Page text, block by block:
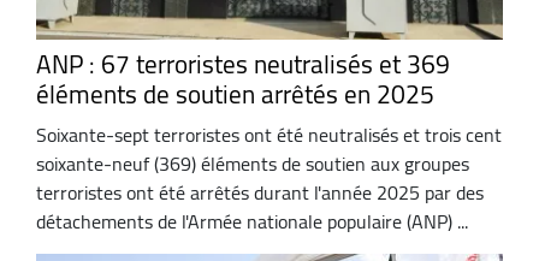
ANP : 67 terroristes neutralisés et 369
éléments de soutien arrêtés en 2025
Soixante-sept terroristes ont été neutralisés et trois cent
soixante-neuf (369) éléments de soutien aux groupes
terroristes ont été arrêtés durant l'année 2025 par des
détachements de l'Armée nationale populaire (ANP) ...